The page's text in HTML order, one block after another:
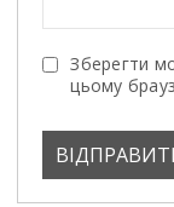
Зберегти
цьому